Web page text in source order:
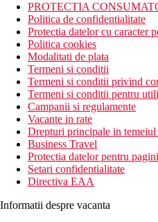
PROTECTIA
Politica de confidentialitate
Protectia datelor cu caracter
Politica cookies
Modalitati de plata
Termeni si conditii
Termeni si conditii privind
Termeni si conditii pentru
Campanii si regulamente
Vacante in rate
Drepturi principale in
Business Travel
Protectia datelor pentru
Setari confidentialitate
Directiva EAA
Informatii despre vacanta